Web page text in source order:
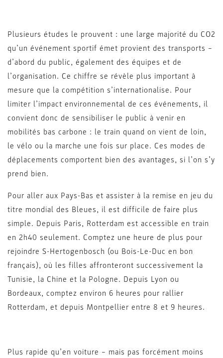
Plusieurs études le prouvent : une large majorité du CO2
qu’un événement sportif émet provient des transports –
d’abord du public, également des équipes et de
l’organisation. Ce chiffre se révèle plus important à
mesure que la compétition s’internationalise. Pour
limiter l’impact environnemental de ces événements, il
convient donc de sensibiliser le public à venir en
mobilités bas carbone : le train quand on vient de loin,
le vélo ou la marche une fois sur place. Ces modes de
déplacements comportent bien des avantages, si l’on s’y
prend bien.
Pour aller aux Pays-Bas et assister à la remise en jeu du
titre mondial des Bleues, il est difficile de faire plus
simple. Depuis Paris, Rotterdam est accessible en train
en 2h40 seulement. Comptez une heure de plus pour
rejoindre S-Hertogenbosch (ou Bois-Le-Duc en bon
français), où les filles affronteront successivement la
Tunisie, la Chine et la Pologne. Depuis Lyon ou
Bordeaux, comptez environ 6 heures pour rallier
Rotterdam, et depuis Montpellier entre 8 et 9 heures.
Plus rapide qu’en voiture – mais pas forcément moins